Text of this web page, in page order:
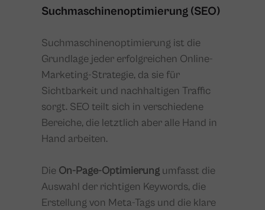
Suchmaschinenoptimierung (SEO)
Suchmaschinenoptimierung ist die
Grundlage jeder erfolgreichen Online-
Marketing-Strategie, da sie für
Sichtbarkeit und nachhaltigen Traffic
sorgt. SEO teilt sich in verschiedene
Bereiche, die letztlich aber alle Hand in
Hand arbeiten.
Die On-Page-Optimierung umfasst die
Auswahl der richtigen Keywords, die
Erstellung von Meta-Tags und die klare